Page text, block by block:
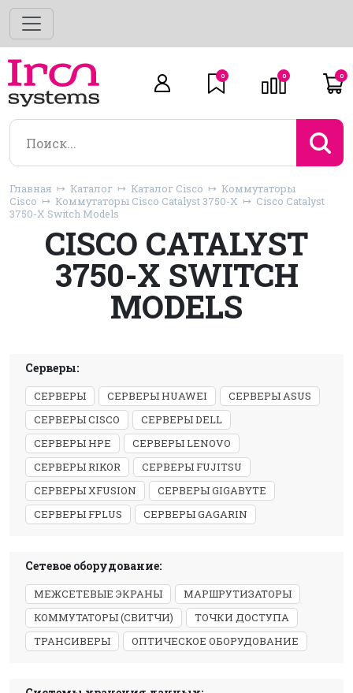
0 0 0
Главная Каталог Каталог Cisco
Коммутаторы
Cisco
Коммутаторы Cisco Catalyst 3750-X
Cisco Catalyst
3750-X Switch Models
CISCO CATALYST
3750-X SWITCH
MODELS
Серверы:
СЕРВЕРЫ СЕРВЕРЫ HUAWEI
СЕРВЕРЫ ASUS
СЕРВЕРЫ CISCO
СЕРВЕРЫ DELL
СЕРВЕРЫ HPE
СЕРВЕРЫ LENOVO
СЕРВЕРЫ RIKOR
СЕРВЕРЫ FUJITSU
СЕРВЕРЫ XFUSION
СЕРВЕРЫ GIGABYTE
СЕРВЕРЫ FPLUS
СЕРВЕРЫ GAGARIN
Сетевое оборудование:
МЕЖСЕТЕВЫЕ ЭКРАНЫ
МАРШРУТИЗАТОРЫ
КОММУТАТОРЫ (СВИТЧИ)
ТОЧКИ ДОСТУПА
ТРАНСИВЕРЫ
ОПТИЧЕСКОЕ ОБОРУДОВАНИЕ